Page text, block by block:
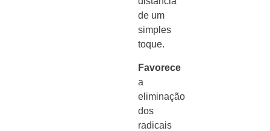
de um
simples
toque.
Favorece
a
eliminação
dos
radicais